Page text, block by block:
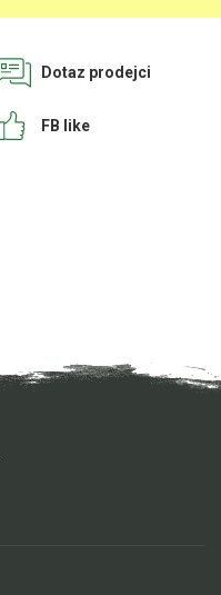
Dotaz prodejci
FB like